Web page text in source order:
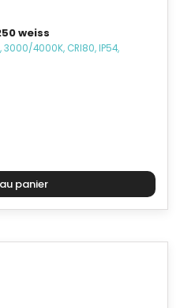
weiss
4000K, CRI80, IP54,